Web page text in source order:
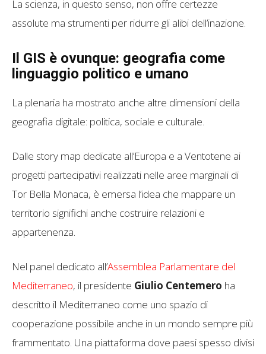
La scienza, in questo senso, non offre certezze
assolute ma strumenti per ridurre gli alibi dell’inazione.
Il GIS è ovunque: geografia come
linguaggio politico e umano
La plenaria ha mostrato anche altre dimensioni della
geografia digitale: politica, sociale e culturale.
Dalle story map dedicate all’Europa e a Ventotene ai
progetti partecipativi realizzati nelle aree marginali di
Tor Bella Monaca, è emersa l’idea che mappare un
territorio significhi anche costruire relazioni e
appartenenza.
Nel panel dedicato all’Assemblea Parlamentare del
Mediterraneo, il presidente Giulio Centemero ha
descritto il Mediterraneo come uno spazio di
cooperazione possibile anche in un mondo sempre più
frammentato. Una piattaforma dove paesi spesso divisi